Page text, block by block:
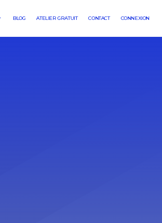
BLOG ATELIER GRATUIT CONTACT CONNEXION